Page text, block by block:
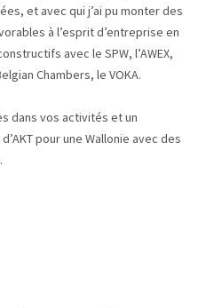
et avec qui j’ai pu monter des
à l’esprit d’entreprise en
avec le SPW, l’AWEX,
Chambers, le VOKA.
dans vos activités et un
pour une Wallonie avec des